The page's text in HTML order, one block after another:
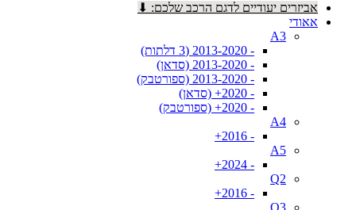
אביזרים יעודיים לדגם הרכב שלכם: ⬇
אאודי
A3
- 2013-2020 (3 דלתות)
- 2013-2020 (סדאן)
- 2013-2020 (ספורטבק)
- 2020+ (סדאן)
- 2020+ (ספורטבק)
A4
- 2016+
A5
- 2024+
Q2
- 2016+
Q3